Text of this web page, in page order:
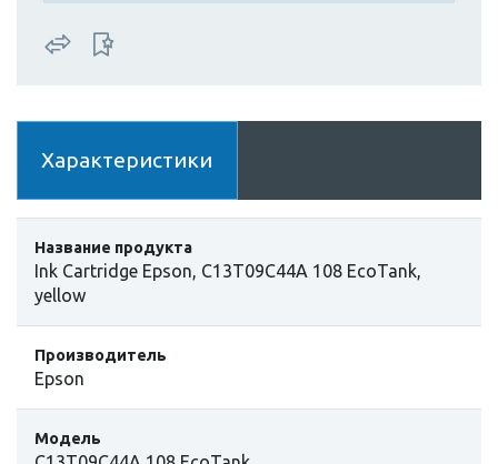
Характеристики
Название продукта
Ink Cartridge Epson, C13T09C44A 108 EcoTank,
yellow
Производитель
Epson
Модель